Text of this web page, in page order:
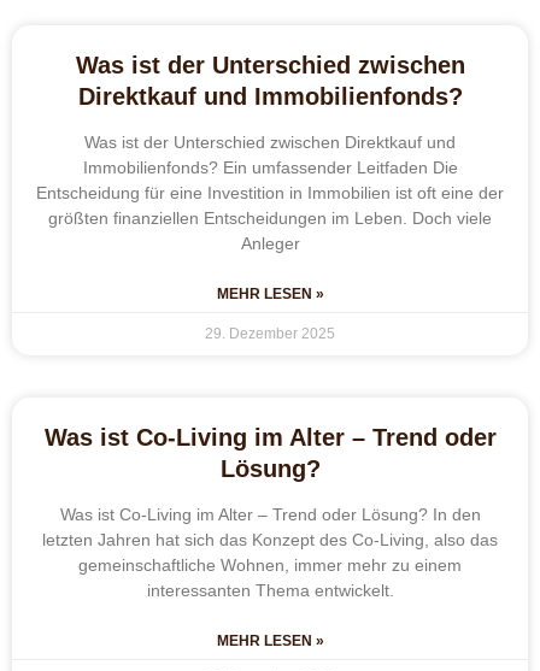
Was ist der Unterschied zwischen
Direktkauf und Immobilienfonds?
Was ist der Unterschied zwischen Direktkauf und
Immobilienfonds? Ein umfassender Leitfaden Die
Entscheidung für eine Investition in Immobilien ist oft eine der
größten finanziellen Entscheidungen im Leben. Doch viele
Anleger
MEHR LESEN »
29. Dezember 2025
Was ist Co-Living im Alter – Trend oder
Lösung?
Was ist Co-Living im Alter – Trend oder Lösung? In den
letzten Jahren hat sich das Konzept des Co-Living, also das
gemeinschaftliche Wohnen, immer mehr zu einem
interessanten Thema entwickelt.
MEHR LESEN »